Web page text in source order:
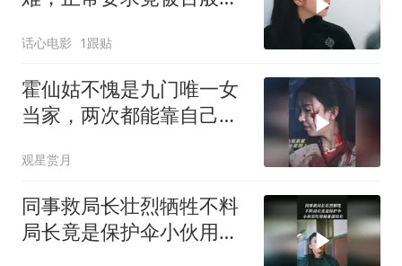
话心电影 1跟贴
霍仙姑不愧是九门唯一女
当家，两次都能靠自己逆
观星赏月
同事救局长壮烈牺牲不料
局长竟是保护伞小伙用垃